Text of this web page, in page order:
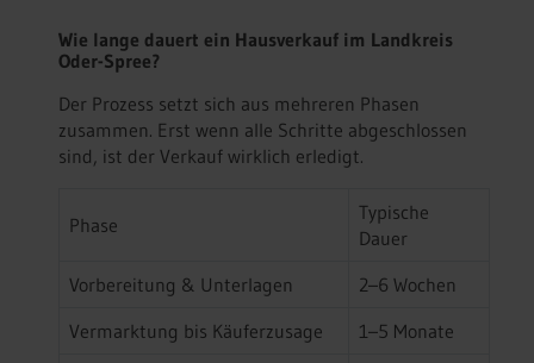
Wie lange dauert ein Hausverkauf im Landkreis
Oder-Spree?
Der Prozess setzt sich aus mehreren Phasen
zusammen. Erst wenn alle Schritte abgeschlossen
sind, ist der Verkauf wirklich erledigt.
Phase
Typische
Dauer
Vorbereitung & Unterlagen
2–6 Wochen
Vermarktung bis Käuferzusage
1–5 Monate